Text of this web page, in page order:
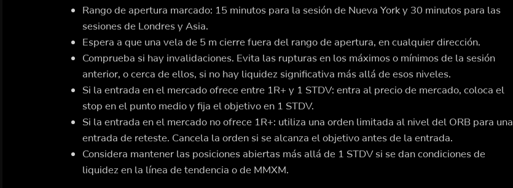
Rango de apertura marcado: 15 minutos para la sesión de Nueva York y 30 minutos para las
sesiones de Londres y Asia.
Espera a que una vela de 5 m cierre fuera del rango de apertura, en cualquier dirección.
Comprueba si hay invalidaciones. Evita las rupturas en los máximos o mínimos de la sesión
anterior, o cerca de ellos, si no hay liquidez significativa más allá de esos niveles.
Si la entrada en el mercado ofrece entre 1R+ y 1 STDV: entra al precio de mercado, coloca el
stop en el punto medio y fija el objetivo en 1 STDV.
Si la entrada en el mercado no ofrece 1R+: utiliza una orden limitada al nivel del ORB para una
entrada de reteste. Cancela la orden si se alcanza el objetivo antes de la entrada.
Considera mantener las posiciones abiertas más allá de 1 STDV si se dan condiciones de
liquidez en la línea de tendencia o de MMXM.